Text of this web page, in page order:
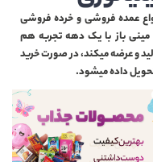
عمده فروشی و خرده فروشی
مینی باز با یک دهه تجربه هم
و عرضه میکند، در صورت خرید